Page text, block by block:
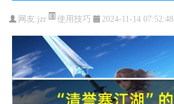
网友:jzr 使用技巧 2024-11-14 07:52:48